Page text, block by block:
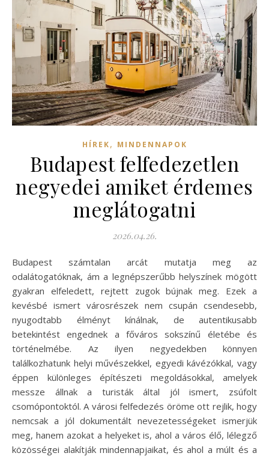
HÍREK, MINDENNAPOK
Budapest felfedezetlen
negyedei amiket érdemes
meglátogatni
2026.04.26.
Budapest számtalan arcát mutatja meg az
odalátogatóknak, ám a legnépszerűbb helyszínek mögött
gyakran elfeledett, rejtett zugok bújnak meg. Ezek a
kevésbé ismert városrészek nem csupán csendesebb,
nyugodtabb élményt kínálnak, de autentikusabb
betekintést engednek a főváros sokszínű életébe és
történelmébe. Az ilyen negyedekben könnyen
találkozhatunk helyi művészekkel, egyedi kávézókkal, vagy
éppen különleges építészeti megoldásokkal, amelyek
messze állnak a turisták által jól ismert, zsúfolt
csomópontoktól. A városi felfedezés öröme ott rejlik, hogy
nemcsak a jól dokumentált nevezetességeket ismerjük
meg, hanem azokat a helyeket is, ahol a város élő, lélegző
közösségei alakítják mindennapjaikat, és ahol a múlt és a